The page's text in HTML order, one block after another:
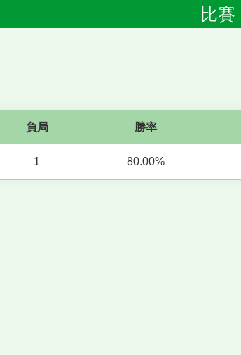
比賽
負局 勝率
1 80.00%